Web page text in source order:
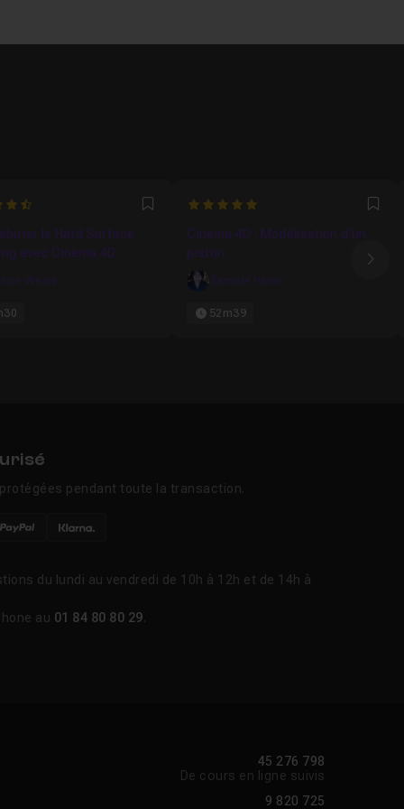
Favori
le Hard Surface
avec Cinema 4D
Weisz
5
Cinema 4D : Modélisation d'un
piston
Samuel Paire
52m39
pendant toute la transaction.
du lundi au vendredi de 10h à 12h et de 14h à
au 01 84 80 80 29.
45 276 798
De cours en ligne suivis
9 820 725